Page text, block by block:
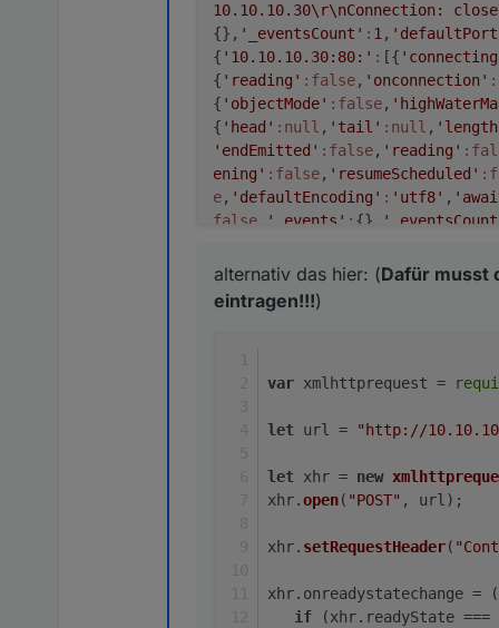
10.10.10.30\r\nConnection:
{}, '_eventsCount' : 1,
{ '10.10.10.30:80:' : [{
{ 'reading' :false, 'onconnection'
{ 'objectMode' :false,
{ 'head' :null , 'tail' :null ,
'endEmitted' :false, 'reading'
ening' :false, 'resumeScheduled'
e, 'defaultEncoding' : 'utf8' ,
false
'_events' : {},
lse,'finished':false,'destroyed'
:false 'corked'
'lastBufferedRequest'
pendingEncoding':'','server'
,'maxHeadersCount':null}
alternativ das hier: (Dafür musst
eintragen!!!)
var xmlhttprequest =
let url = "http://
let xhr = new
xhr.open( "POST" , url);
xhr. setRequestHeader(
xhr. onreadystatechange =
if (xhr. readyState ===